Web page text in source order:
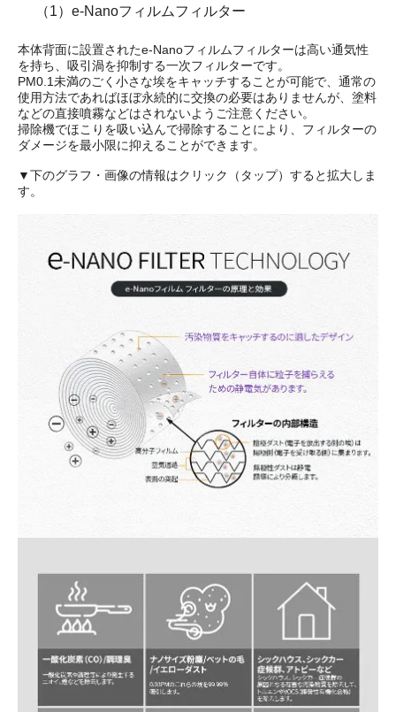
（1）e-Nanoフィルムフィルター
本体背面に設置されたe-Nanoフィルムフィルターは高い通気性
を持ち、吸引渦を抑制する一次フィルターです。
PM0.1未満のごく小さな埃をキャッチすることが可能で、通常の
使用方法であればほぼ永続的に交換の必要はありませんが、塗料
などの直接噴霧などはされないようご注意ください。
掃除機でほこりを吸い込んで掃除することにより、フィルターの
ダメージを最小限に抑えることができます。
▼下のグラフ・画像の情報はクリック（タップ）すると拡大しま
す。